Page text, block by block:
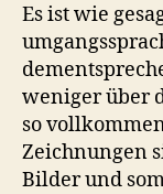
Es ist wie
weniger über
so
Zeichnungen
Bilder und